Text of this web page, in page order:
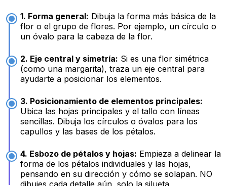
1. Forma general: Dibuja la forma más básica de la
flor o el grupo de flores. Por ejemplo, un círculo o
un óvalo para la cabeza de la flor.
2. Eje central y simetría: Si es una flor simétrica
(como una margarita), traza un eje central para
ayudarte a posicionar los elementos.
3. Posicionamiento de elementos principales:
Ubica las hojas principales y el tallo con líneas
sencillas. Dibuja los círculos o óvalos para los
capullos y las bases de los pétalos.
4. Esbozo de pétalos y hojas: Empieza a delinear la
forma de los pétalos individuales y las hojas,
pensando en su dirección y cómo se solapan. NO